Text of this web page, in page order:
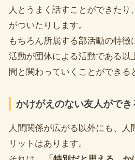
人とうまく話すことができたり
がついたりします。
もちろん所属する部活動の特徴
活動が団体による活動である以
間と関わっていくことができる
かけがえのない友人がで
人間関係が広がる以外にも、人
リットはあります。